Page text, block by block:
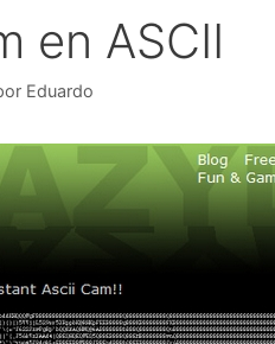
en ASCII
Eduardo